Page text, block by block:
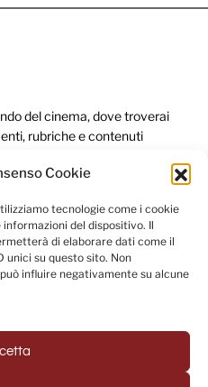
Cookie
tecnologie come i cookie
del dispositivo. Il
di elaborare dati come il
unici su questo sito. Non
influire negativamente su alcune
del cinema, dove troverai
rubriche e contenuti